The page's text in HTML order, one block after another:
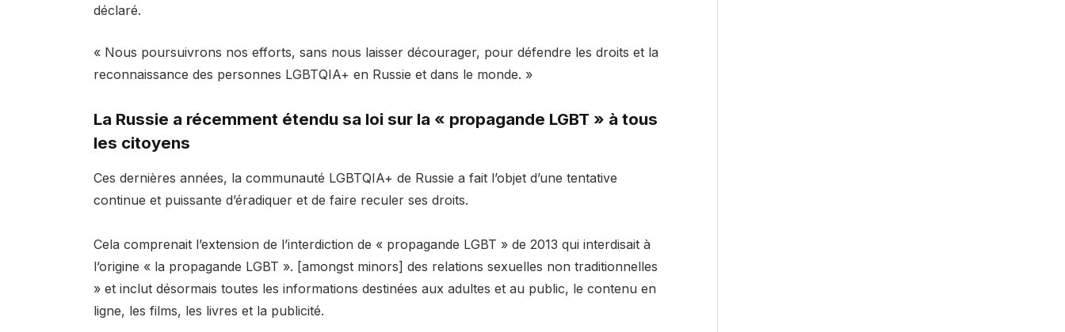
déclaré.
« Nous poursuivrons nos efforts, sans nous laisser décourager, pour défendre les droits et la
reconnaissance des personnes LGBTQIA+ en Russie et dans le monde. »
La Russie a récemment étendu sa loi sur la « propagande LGBT » à tous
les citoyens
Ces dernières années, la communauté LGBTQIA+ de Russie a fait l’objet d’une tentative
continue et puissante d’éradiquer et de faire reculer ses droits.⁠
Cela comprenait l’extension de l’interdiction de « propagande LGBT » de 2013 qui interdisait à
l’origine « la propagande LGBT ». [amongst minors] des relations sexuelles non traditionnelles
» et inclut désormais toutes les informations destinées aux adultes et au public, le contenu en
ligne, les films, les livres et la publicité.⁠